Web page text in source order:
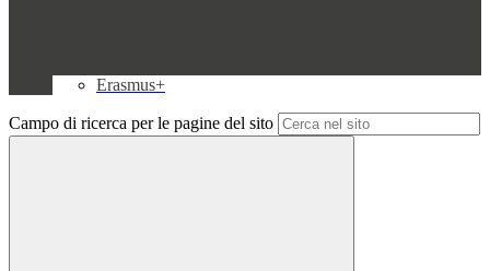
Erasmus+
Campo di ricerca per le pagine del sito